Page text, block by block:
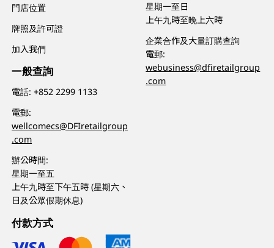
門店位置
牌照及許可證
加入我們
一般查詢
電話:+852 2299 1133
電郵:
wellcomecs@DFIretailgroup
.com
辦公時間:
星期一至五
上午九時至下午五時 (星期六、
日及公眾假期休息)
星期一至日
上午九時至晚上六時
企業合作及大量訂購查詢
電郵:
webusiness@dfiretailgroup
.com
付款方式